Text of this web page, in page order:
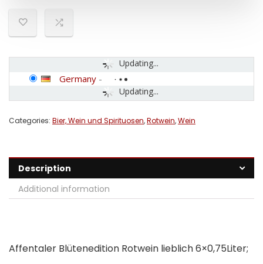
Updating...
Updating...
Germany -
Categories: Bier, Wein und Spirituosen,Rotwein,Wein
Description
Additional information
Affentaler Blütenedition Rotwein lieblich 6×0,75Liter;